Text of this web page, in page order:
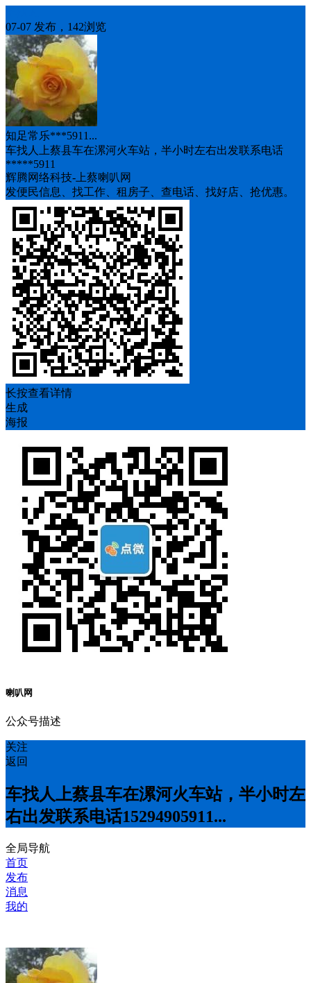
07-07 发布，142浏览
知足常乐***5911...
车找人上蔡县车在漯河火车站，半小时左右出发联系电话
*****5911
辉腾网络科技-上蔡喇叭网
发便民信息、找工作、租房子、查电话、找好店、抢优惠。
长按查看详情
生成
海报
喇叭网
公众号描述
关注
返回
车找人上蔡县车在漯河火车站，半小时左
右出发联系电话15294905911...
全局导航
首页
发布
消息
我的